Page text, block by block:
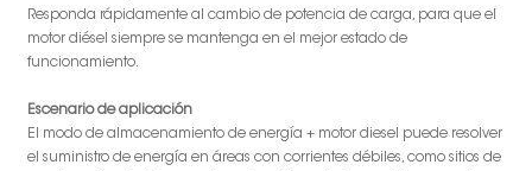
Responda rápidamente al cambio de potencia de carga, para que el
motor diésel siempre se mantenga en el mejor estado de
funcionamiento.
Escenario de aplicación
El modo de almacenamiento de energía + motor diesel puede resolver
el suministro de energía en áreas con corrientes débiles, como sitios de